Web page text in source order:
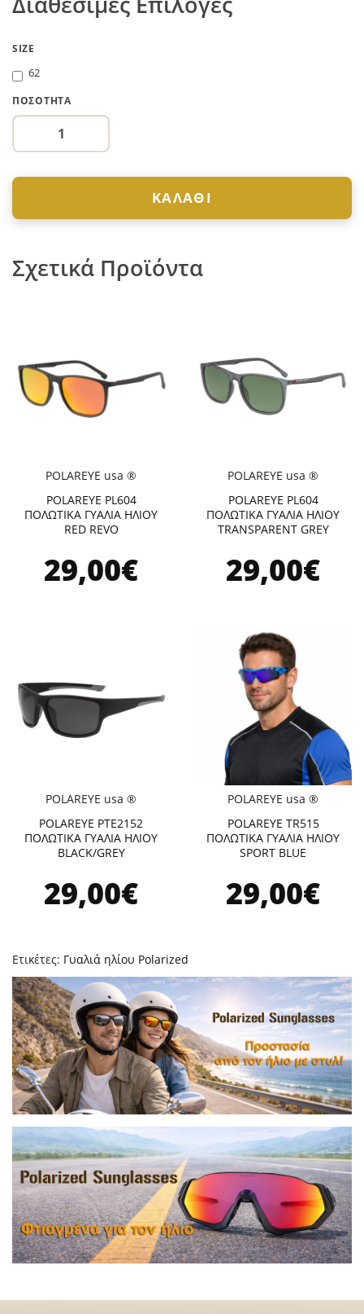
SIZE
62
ΠΟΣΌΤΗΤΑ
ΚΑΛΆΘΙ
Σχετικά Προϊόντα
POLAREYE usa ®
POLAREYE PL604
ΠΟΛΩΤΙΚΑ ΓΥΑΛΙΑ ΗΛΙΟΥ
RED REVO
29,00€
POLAREYE usa ®
POLAREYE PL604
ΠΟΛΩΤΙΚΑ ΓΥΑΛΙΑ ΗΛΙΟΥ
TRANSPARENT GREY
29,00€
POLAREYE usa ®
POLAREYE PTE2152
ΠΟΛΩΤΙΚΑ ΓΥΑΛΙΑ ΗΛΙΟΥ
BLACK/GREY
29,00€
POLAREYE usa ®
POLAREYE TR515
ΠΟΛΩΤΙΚΑ ΓΥΑΛΙΑ ΗΛΙΟΥ
SPORT BLUE
29,00€
Ετικέτες: Γυαλιά ηλίου Polarized